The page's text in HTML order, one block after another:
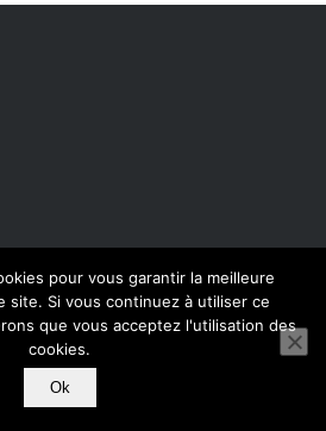
pour vous garantir la meilleure
site. Si vous continuez à utiliser ce
que vous acceptez l'utilisation des
cookies.
Ok